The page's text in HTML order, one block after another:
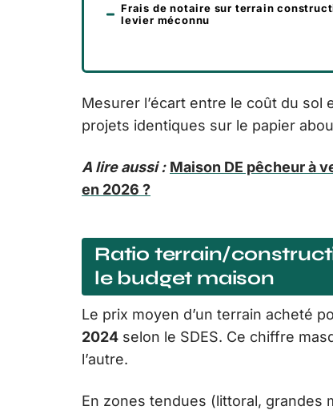
Frais de notaire sur terrain
levier méconnu
Mesurer l’écart entre le coût du
projets identiques sur le papier
A lire aussi : Maison DE pêcheur à
en 2026 ?
Ratio terrain/
le budget maison
Le prix moyen d’un terrain acheté
2024 selon le SDES. Ce chiffre
l’autre.
En zones tendues (littoral, grandes